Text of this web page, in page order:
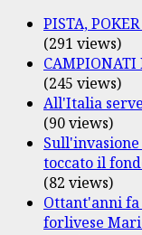
PISTA,
(291 views)
CAMPIONATI
(245 views)
All'Italia
(90 views)
toccato il
(82 views)
Ottant'anni
forlivese